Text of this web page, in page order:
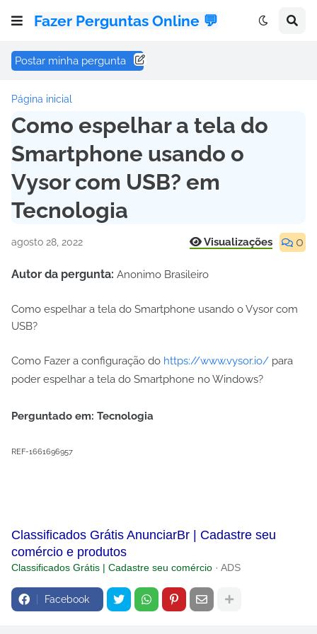
Fazer Perguntas Online 💬
Postar minha pergunta
Página inicial
Como espelhar a tela do
Smartphone usando o
Vysor com USB? em
Tecnologia
agosto 28, 2022 Visualizações 0
Autor da pergunta: Anonimo Brasileiro
Como espelhar a tela do Smartphone usando o Vysor com
USB?
Como Fazer a configuração do https://www.vysor.io/ para
poder espelhar a tela do Smartphone no Windows?
Perguntado em: Tecnologia
REF-1661696957
Classificados Grátis AnunciarBr | Cadastre seu
comércio e produtos
Classificados Grátis | Cadastre seu comércio · ADS
Facebook